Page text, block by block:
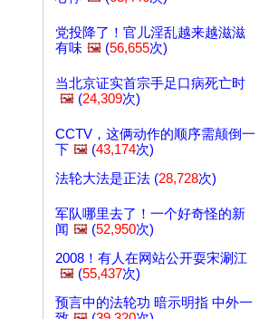
党投降了！官儿淫乱越来越滋滋
有味 🖼️ (56,655次)
当北京证实首宗手足口病死亡时
🖼️ (24,309次)
CCTV，这俩动作的顺序需颠倒一
下 🖼️ (43,174次)
法轮大法是正法 (28,728次)
军队哪里去了！一个好奇怪的新
闻 🖼️ (52,950次)
2008！有人在网站公开耍宋涮江
🖼️ (55,437次)
预言中的法轮功 暗示明指 中外一